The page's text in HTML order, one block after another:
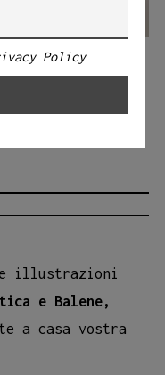
CLICK
illustrazioni
e Balene,
a casa vostra
Policy